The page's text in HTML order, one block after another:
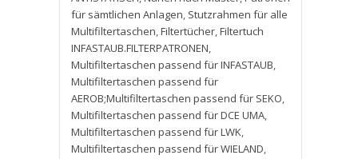
für sämtlichen Anlagen, Stutzrahmen für alle
Multifiltertaschen,Filtertücher,Filtertuch
INFASTAUB.FILTERPATRONEN,
Multifiltertaschen passend für INFASTAUB,
Multifiltertaschen passend für
AEROB;Multifiltertaschen passend für SEKO,
Multifiltertaschen passend für DCE UMA,
Multifiltertaschen passend für LWK,
Multifiltertaschen passend für WIELAND,